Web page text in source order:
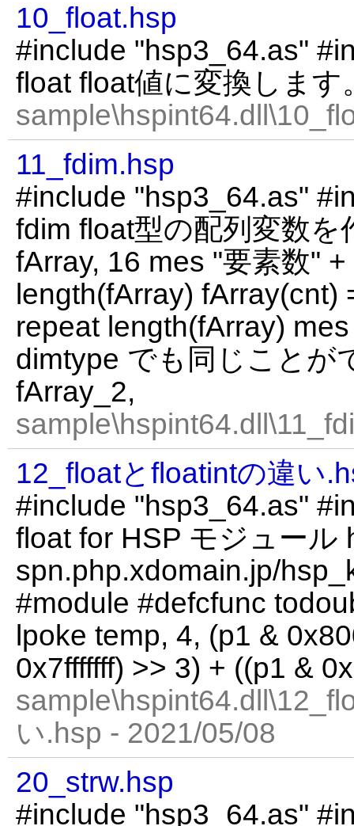
10_float.hsp
#include "hsp3_64.as"
float float値に変換します
11_fdim.hsp
#include "hsp3_64.as"
fdim float型の配列変数を
fArray, 16 mes "要素数"
length(fArray) fArray(cnt)
repeat length(fArray)
dimtype でも同じことが
fArray_2,
12_floatとfloatintの違い
#include "hsp3_64.as"
float for HSP モジュール
spn.php.xdomain.jp/
#module #defcfunc
lpoke temp, 4, (p1 &
0x7fffffff) >> 3) + ((p1 &
い.hsp - 2021/05/08
20_strw.hsp
#include "hsp3_64.as"